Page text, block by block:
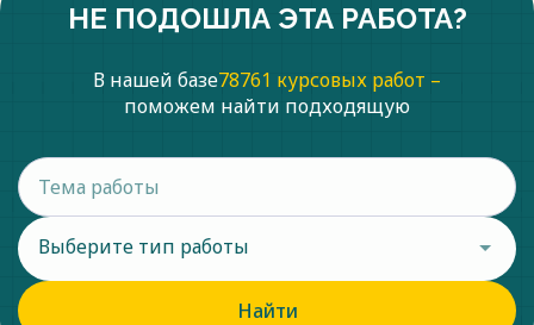
НЕ ПОДОШЛА ЭТА РАБОТА?
В нашей базе78761 курсовых работ –
поможем найти подходящую
Выберите тип работы
Найти